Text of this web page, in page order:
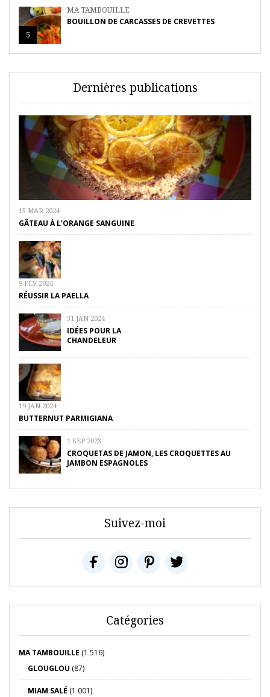
5
MA TAMBOUILLE
BOUILLON DE CARCASSES DE CREVETTES
Dernières publications
15 MAR 2024
GÂTEAU À L’ORANGE SANGUINE
9 FÉV 2024
RÉUSSIR LA PAELLA
31 JAN 2024
IDÉES POUR LA
CHANDELEUR
19 JAN 2024
BUTTERNUT PARMIGIANA
1 SEP 2023
CROQUETAS DE JAMON, LES CROQUETTES AU
JAMBON ESPAGNOLES
Suivez-moi
Catégories
MA TAMBOUILLE (1 516)
GLOUGLOU (87)
MIAM SALÉ (1 001)